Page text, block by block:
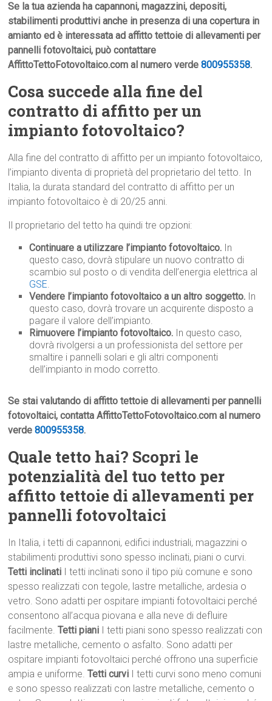
Se la tua azienda ha capannoni, magazzini, depositi,
stabilimenti produttivi anche in presenza di una copertura in
amianto ed è interessata ad affitto tettoie di allevamenti per
pannelli fotovoltaici, può contattare
AffittoTettoFotovoltaico.com al numero verde800955358.
Cosa succede alla fine del
contratto di affitto per un
impianto fotovoltaico?
Alla fine del contratto di affitto per un impianto fotovoltaico,
l’impianto diventa di proprietà del proprietario del tetto. In
Italia, la durata standard del contratto di affitto per un
impianto fotovoltaico è di 20/25 anni.
Il proprietario del tetto ha quindi tre opzioni:
Continuare a utilizzare l’impianto fotovoltaico. In
questo caso, dovrà stipulare un nuovo contratto di
scambio sul posto o di vendita dell’energia elettrica al
GSE.
Vendere l’impianto fotovoltaico a un altro soggetto. In
questo caso, dovrà trovare un acquirente disposto a
pagare il valore dell’impianto.
Rimuovere l’impianto fotovoltaico. In questo caso,
dovrà rivolgersi a un professionista del settore per
smaltire i pannelli solari e gli altri componenti
dell’impianto in modo corretto.
Se stai valutando di affitto tettoie di allevamenti per pannelli
fotovoltaici, contatta AffittoTettoFotovoltaico.com al numero
verde800955358.
Quale tetto hai? Scopri le
potenzialità del tuo tetto per
affitto tettoie di allevamenti per
pannelli fotovoltaici
In Italia, i tetti di capannoni, edifici industriali, magazzini o
stabilimenti produttivi sono spesso inclinati, piani o curvi.
Tetti inclinati I tetti inclinati sono il tipo più comune e sono
spesso realizzati con tegole, lastre metalliche, ardesia o
vetro. Sono adatti per ospitare impianti fotovoltaici perché
consentono all’acqua piovana e alla neve di defluire
facilmente.Tetti piani I tetti piani sono spesso realizzati con
lastre metalliche, cemento o asfalto. Sono adatti per
ospitare impianti fotovoltaici perché offrono una superficie
ampia e uniforme.Tetti curvi I tetti curvi sono meno comuni
e sono spesso realizzati con lastre metalliche, cemento o